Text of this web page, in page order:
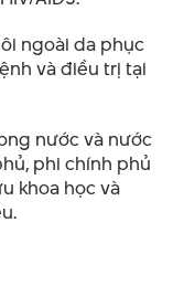
ngoài da phục
và điều trị tại
nước và nước
phi chính phủ
khoa học và